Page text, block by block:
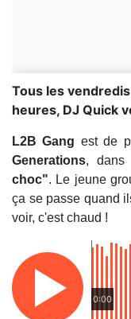
Tous les
heures, DJ Quick
L2B Gang est de
Generations, dans
choc". Le jeune
ça se passe quand
voir, c'est chaud !
0:00